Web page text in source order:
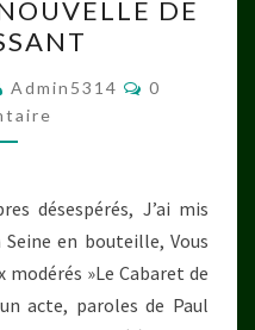
DE
Admin5314
0
désespérés, J’ai mis
Seine en bouteille, Vous
modérés »Le Cabaret de
acte, paroles de Paul